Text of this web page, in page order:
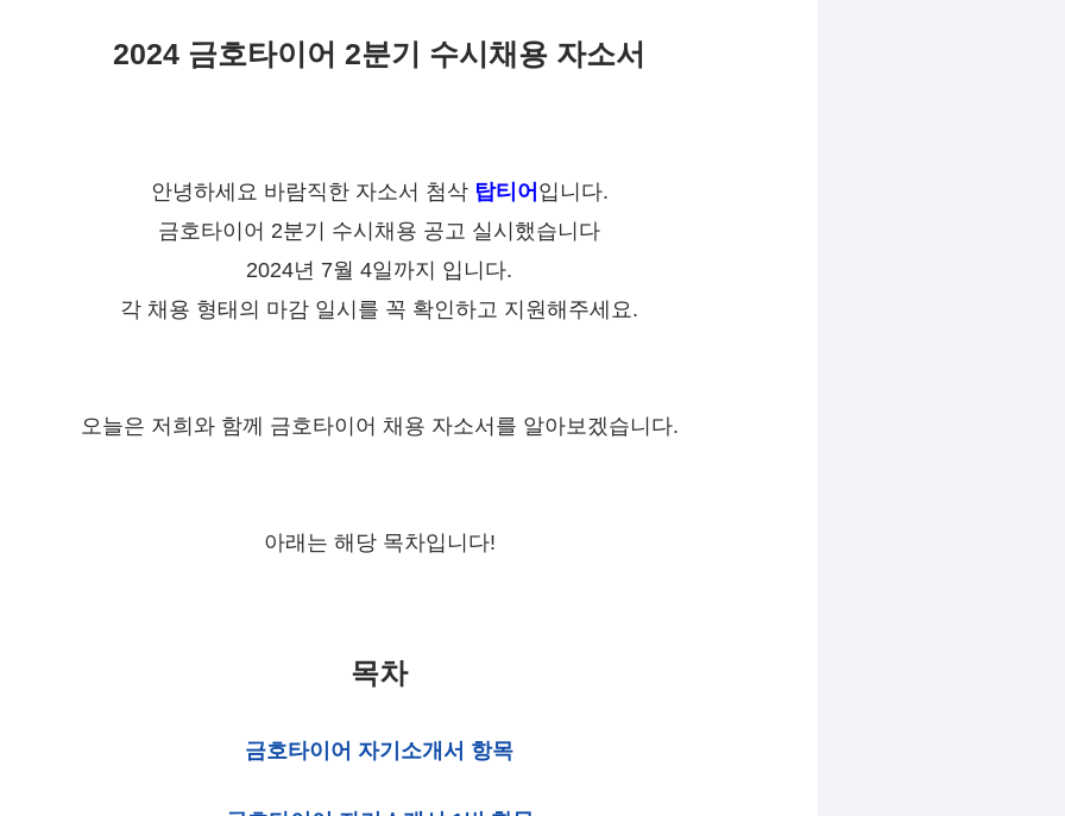
2024 금호타이어 2분기 수시채용 자소서
안녕하세요 바람직한 자소서 첨삭 탑티어 입니다.
금호타이어 2분기 수시채용 공고 실시했습니다
2024년 7월 4일까지 입니다.
각 채용 형태의 마감 일시를 꼭 확인하고 지원해주세요.
오늘은 저희와 함께 금호타이어 채용 자소서를 알아보겠습니다.
아래는 해당 목차입니다!
목차
금호타이어 자기소개서 항목